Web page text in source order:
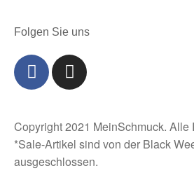
Folgen Sie uns
Copyright 2021 MeinSchmuck. Alle
*Sale-Artikel sind von der Black
ausgeschlossen.